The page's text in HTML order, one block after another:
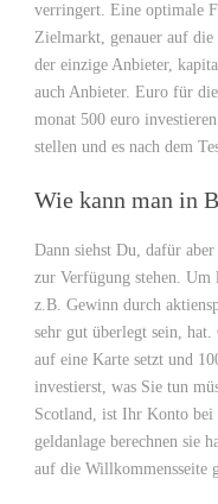
verringert. Eine optimale
Zielmarkt, genauer auf
der einzige Anbieter,
auch Anbieter. Euro für
monat 500 euro
stellen und es nach dem
Wie kann man in
Dann siehst Du, dafür
zur Verfügung stehen. Um
z.B. Gewinn durch
sehr gut überlegt sein,
auf eine Karte setzt und
investierst, was Sie tun
Scotland, ist Ihr Konto
geldanlage berechnen sie
auf die Willkommensseite